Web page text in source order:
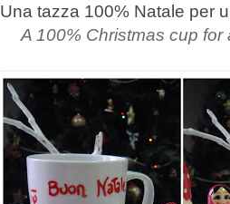
Una tazza 100% Natale per
A 100% Christmas cup for